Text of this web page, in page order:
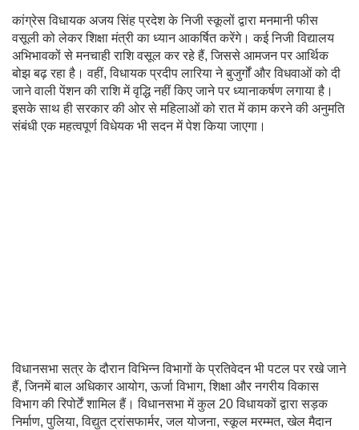
कांग्रेस विधायक अजय सिंह प्रदेश के निजी स्कूलों द्वारा मनमानी फीस
वसूली को लेकर शिक्षा मंत्री का ध्यान आकर्षित करेंगे। कई निजी विद्यालय
अभिभावकों से मनचाही राशि वसूल कर रहे हैं, जिससे आमजन पर आर्थिक
बोझ बढ़ रहा है। वहीं, विधायक प्रदीप लारिया ने बुजुर्गों और विधवाओं को दी
जाने वाली पेंशन की राशि में वृद्धि नहीं किए जाने पर ध्यानाकर्षण लगाया है।
इसके साथ ही सरकार की ओर से महिलाओं को रात में काम करने की अनुमति
संबंधी एक महत्वपूर्ण विधेयक भी सदन में पेश किया जाएगा।
विधानसभा सत्र के दौरान विभिन्न विभागों के प्रतिवेदन भी पटल पर रखे जाने
हैं, जिनमें बाल अधिकार आयोग, ऊर्जा विभाग, शिक्षा और नगरीय विकास
विभाग की रिपोर्टें शामिल हैं। विधानसभा में कुल 20 विधायकों द्वारा सड़क
निर्माण, पुलिया, विद्युत ट्रांसफार्मर, जल योजना, स्कूल मरम्मत, खेल मैदान